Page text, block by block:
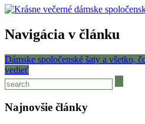
Navigácia v článku
Dámske spoločenské šaty a všetko,
vedieť
Najnovšie články